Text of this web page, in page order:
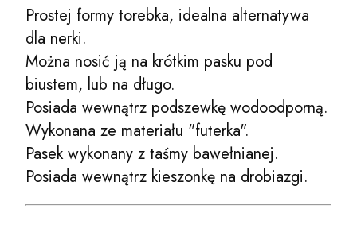
Prostej formy torebka, idealna alternatywa
dla nerki.
Można nosić ją na krótkim pasku pod
biustem, lub na długo.
Posiada wewnątrz podszewkę wodoodporną.
Wykonana ze materiału "futerka".
Pasek wykonany z taśmy bawełnianej.
Posiada wewnątrz kieszonkę na drobiazgi.